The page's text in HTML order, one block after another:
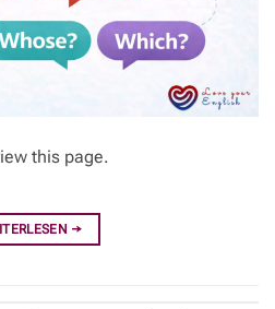
this page.
→